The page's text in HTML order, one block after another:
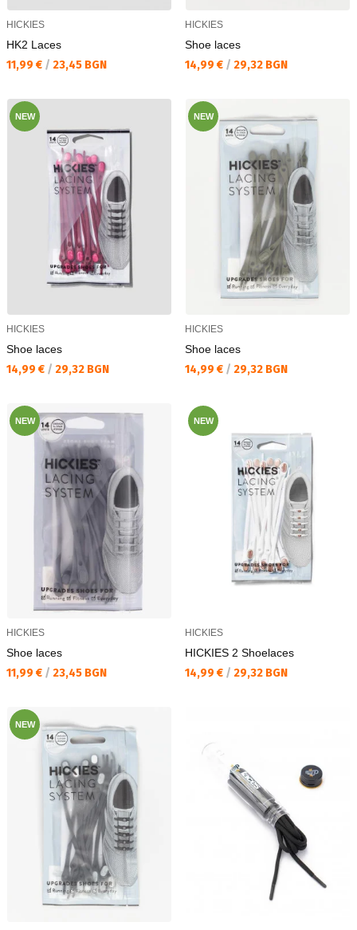
HICKIES
HK2 Laces
Текуща цена:
11,99 € / 23,45 BGN
HICKIES
Shoe laces
Текуща цена:
14,99 € / 29,32 BGN
NEW
HICKIES
Shoe laces
Текуща цена:
14,99 € / 29,32 BGN
NEW
HICKIES
Shoe laces
Текуща цена:
14,99 € / 29,32 BGN
NEW
HICKIES
Shoe laces
Текуща цена:
11,99 € / 23,45 BGN
NEW
HICKIES
HICKIES 2 Shoelaces
Текуща цена:
14,99 € / 29,32 BGN
NEW